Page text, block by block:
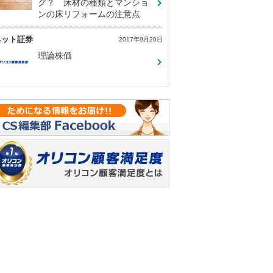
グ？ 床材の種類とマンショ
ンの床リフォームの注意点
ト証券 2017年9月20日
理論株価